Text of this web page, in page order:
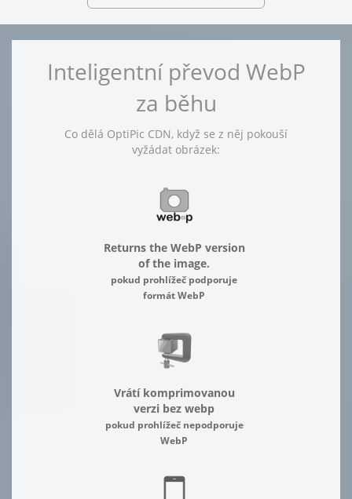
Inteligentní převod WebP
za běhu
Co dělá OptiPic CDN, když se z něj pokouší
vyžádat obrázek:
Returns the WebP version
of the image.
pokud prohlížeč podporuje
formát WebP
Vrátí komprimovanou
verzi bez webp
pokud prohlížeč nepodporuje
WebP